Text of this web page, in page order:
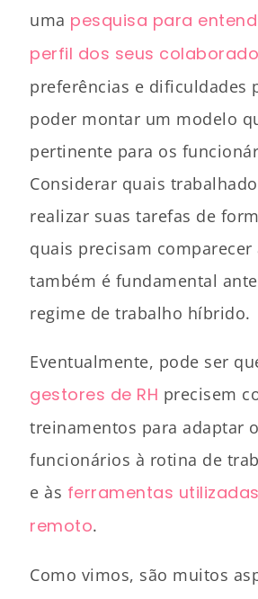
uma pesquisa para
perfil dos seus
preferências e dificuldades
poder montar um modelo
pertinente para os
Considerar quais
realizar suas tarefas de
quais precisam comparecer
também é fundamental
regime de trabalho híbrido.
Eventualmente, pode ser
gestores de RH precisem
treinamentos para adaptar
funcionários à rotina de
e às ferramentas
remoto.
Como vimos, são muitos